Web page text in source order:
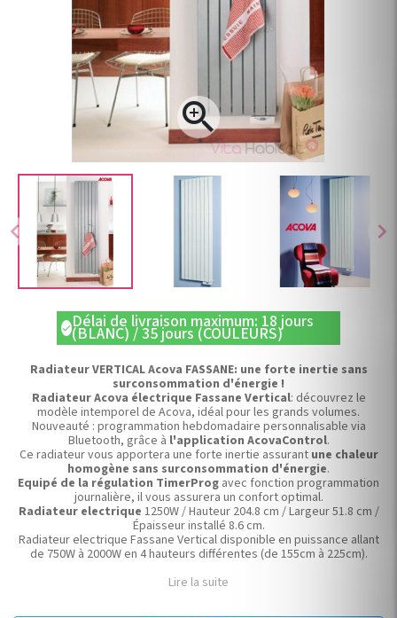
chevron_left chevron_right

checkDélai de livraison maximum: 18 jours
(BLANC) / 35 jours (COULEURS)
Radiateur VERTICAL Acova FASSANE: une forte inertie sans
surconsommation d'énergie !
Radiateur Acova électrique Fassane Vertical: découvrez le
modèle intemporel de Acova, idéal pour les grands volumes.
Nouveauté : programmation hebdomadaire personnalisable via
Bluetooth, grâce à l'application AcovaControl.
Ce radiateur vous apportera une forte inertie assurant une chaleur
homogène sans surconsommation d'énergie.
Equipé de la régulation TimerProg avec fonction programmation
journalière, il vous assurera un confort optimal.
Radiateur electrique 1250W / Hauteur 204.8 cm / Largeur 51.8 cm /
Épaisseur installé 8.6 cm.
Radiateur electrique Fassane Vertical disponible en puissance allant
de 750W à 2000W en 4 hauteurs différentes (de 155cm à 225cm).
Lire la suite